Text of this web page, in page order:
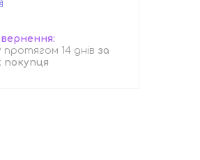
14 днів за
покупця